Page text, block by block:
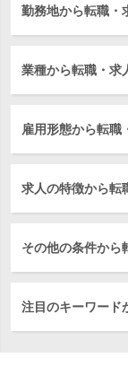
勤務地から転職・
業種から転職・求
雇用形態から転職
求人の特徴から転
その他の条件から
注目のキーワード